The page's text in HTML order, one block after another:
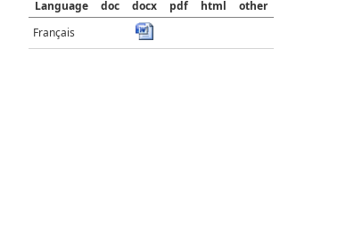
Language doc docx pdf html
other
Français